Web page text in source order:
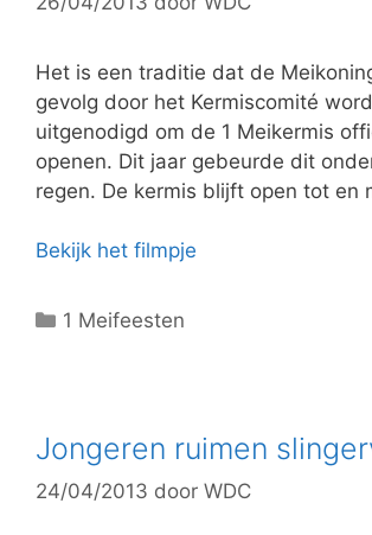
r
e
ë
n
Het is een traditie dat de
gevolg door het Kermiscomité
uitgenodigd om de 1 Meikermis
openen. Dit jaar gebeurde dit
regen. De kermis blijft open tot en
Bekijk het filmpje
C
g
r
1 Meifeesten
Jongeren ruimen
24/04/2013 door WDC